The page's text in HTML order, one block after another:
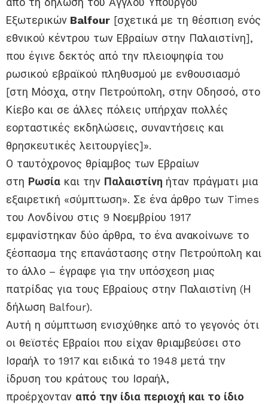
Εξωτερικών Balfour [σχετικά με τη θέσπιση ενός
εθνικού κέντρου των Εβραίων στην Παλαιστίνη],
που έγινε δεκτός από την πλειοψηφία του
ρωσικού εβραϊκού πληθυσμού με ενθουσιασμό
[στη Μόσχα, στην Πετρούπολη, στην Οδησσό, στο
Κίεβο και σε άλλες πόλεις υπήρχαν πολλές
εορταστικές εκδηλώσεις, συναντήσεις και
θρησκευτικές λειτουργίες]».
Ο ταυτόχρονος θρίαμβος των Εβραίων
στη Ρωσία και την Παλαιστίνη ήταν πράγματι μια
εξαιρετική «σύμπτωση». Σε ένα άρθρο των Times
του Λονδίνου στις 9 Νοεμβρίου 1917
εμφανίστηκαν δύο άρθρα, το ένα ανακοίνωνε το
ξέσπασμα της επανάστασης στην Πετρούπολη και
το άλλο – έγραφε για την υπόσχεση μιας
πατρίδας για τους Εβραίους στην Παλαιστίνη (Η
δήλωση Balfour).
Αυτή η σύμπτωση ενισχύθηκε από το γεγονός ότι
οι θεϊστές Εβραίοι που είχαν θριαμβεύσει στο
Ισραήλ το 1917 και ειδικά το 1948 μετά την
ίδρυση του κράτους του Ισραήλ,
προέρχονταν από την ίδια περιοχή και το ίδιο